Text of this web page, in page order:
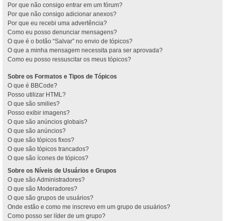
Por que não consigo entrar em um fórum?
Por que não consigo adicionar anexos?
Por que eu recebi uma advertência?
Como eu posso denunciar mensagens?
O que é o botão “Salvar” no envio de tópicos?
O que a minha mensagem necessita para ser aprovada?
Como eu posso ressuscitar os meus tópicos?
Sobre os Formatos e Tipos de Tópicos
O que é BBCode?
Posso utilizar HTML?
O que são smilies?
Posso exibir imagens?
O que são anúncios globais?
O que são anúncios?
O que são tópicos fixos?
O que são tópicos trancados?
O que são ícones de tópicos?
Sobre os Níveis de Usuários e Grupos
O que são Administradores?
O que são Moderadores?
O que são grupos de usuários?
Onde estão e como me inscrevo em um grupo de usuários?
Como posso ser líder de um grupo?